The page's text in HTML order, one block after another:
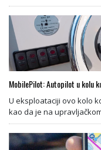
MobilePilot: Autopilot u kolu
U eksploataciji ovo kolo
kao da je na